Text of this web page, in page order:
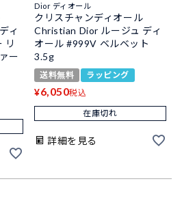
ィ
リ
ー
Dior ディオール
クリスチャンディオール
Christian Dior ルージュ ディ
オール #999V ベルベット
3.5g
送料無料 ラッピング
¥6,050税込
在庫切れ
詳細を見る